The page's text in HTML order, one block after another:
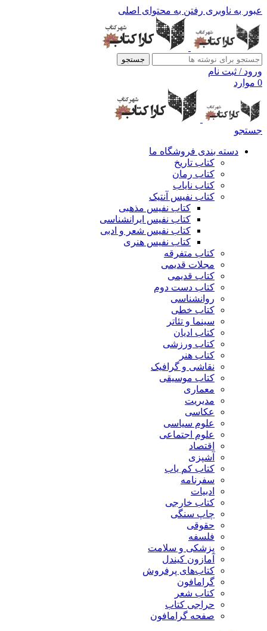
عبور به ناوبری رفتن به محتوای اصلی
جستجو
ورود / ثبت نام
0 موارد
جستجو
دسته بندی فروشگاه ما
کتاب تاریخ
کتاب رمان
کتاب نایاب
کتاب نفیس آنتیک
کتاب نفیس مذهبی
کتاب نفیس ایرانشناسی
کتاب نفیس شعر و ادبی
کتاب نفیس هنری
کتاب متفرقه
مجلات قدیمی
کتاب قدیمی
کتاب دست دوم
روانشناسی
کتاب خطی
سینما و تئاتر
کتاب ادیان
کتاب ورزشی
کتاب هنر
نقاشی و گرافیک
کتاب موسیقی
معماری
مدیریت
عکاسی
علوم سیاسی
علوم اجتماعی
اقتصاد
آشپزی
کتاب کم یاب
سفرنامه
ادبیات
کتاب خارجی
چاپ سنگی
حقوقی
فلسفه
پزشکی و سلامت
آمازون کیندل
کتاب‌های پرفروش
گرامافون
کتاب شعر
حراجی کتاب
صفحه گرامافون